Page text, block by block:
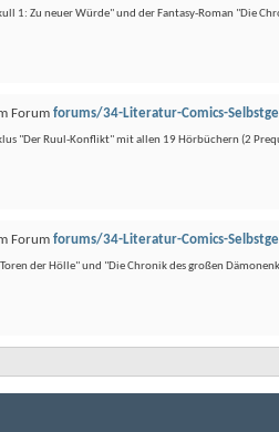
1: Zu neuer Würde" und der Fantasy-Roman "Die
Forum forums/34-Literatur-Comics-
"Der Ruul-Konflikt" mit allen 19 Hörbüchern (2
Forum forums/34-Literatur-Comics-
der Hölle" und "Die Chronik des großen